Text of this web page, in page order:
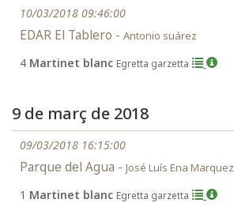
10/03/2018 09:46:00
EDAR El Tablero - Antonio suárez
4 Martinet blanc Egretta garzetta
9 de març de 2018
09/03/2018 16:15:00
Parque del Agua - José Luís Ena Marquez
1 Martinet blanc Egretta garzetta